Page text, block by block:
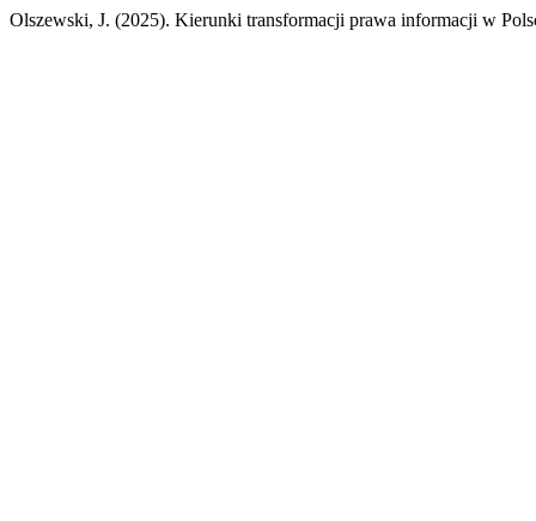
Olszewski, J. (2025). Kierunki transformacji prawa informacji w